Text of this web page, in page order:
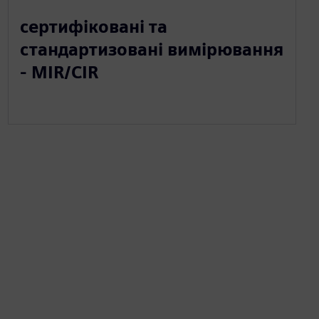
сертифіковані та
стандартизовані вимірювання
- MIR/CIR